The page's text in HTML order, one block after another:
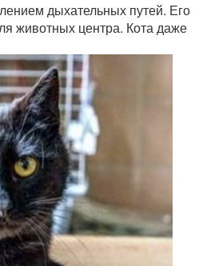
дыхательных путей. Его
животных центра. Кота даже